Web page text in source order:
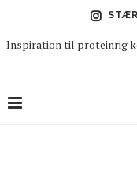
Inspiration til proteinrig